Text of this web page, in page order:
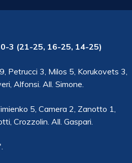
0-3 (21-25, 16-25, 14-25)
Petrucci 3, Milos 5, Korukovets 3,
Alfonsi. All. Simone.
5, Camera 2, Zanotto 1,
Crozzolin. All. Gaspari.